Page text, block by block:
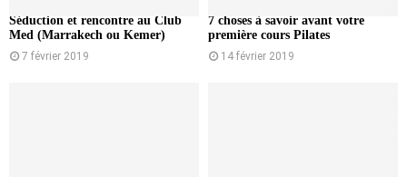
Séduction et rencontre au Club
Med (Marrakech ou Kemer)
7 février 2019
7 choses à savoir avant votre
première cours Pilates
14 février 2019